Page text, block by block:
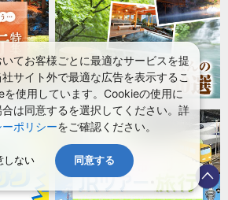
てお客様ごとに最適なサービスを提
サイト外で最適な広告を表示するこ
を使用しています。Cookieの使用に
は同意するを選択してください。詳
ポリシーをご確認ください。
しない 同意する